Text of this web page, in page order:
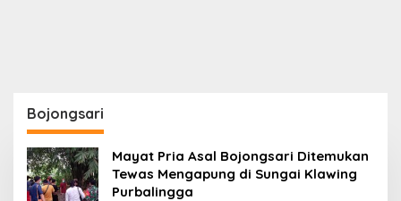
Bojongsari
Mayat Pria Asal Bojongsari Ditemukan
Tewas Mengapung di Sungai Klawing
Purbalingga